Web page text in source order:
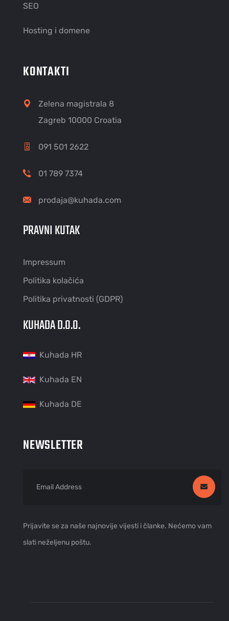
SEO
Hosting i domene
KONTAKTI
Zelena magistrala 8
Zagreb 10000 Croatia
091 501 2622
01 789 7374
prodaja@kuhada.com
PRAVNI KUTAK
Impressum
Politika kolačića
Politika privatnosti (GDPR)
KUHADA D.O.O.
Kuhada HR
Kuhada EN
Kuhada DE
NEWSLETTER
Prijavite se za naše najnovije vijesti i članke. Nećemo vam
slati neželjenu poštu.